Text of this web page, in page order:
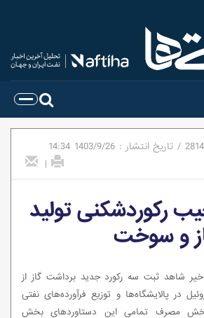
/ تاریخ انتشار : 1403/9/26
14:34
|
رکوردشکنی تولید
و سوخت
شاهد ثبت سه رکورد جدید برداشت گاز از
در پالایشگاه‌ها و توزیع فرآورده‌های نفتی
بخش مصرف تمامی این دستاوردهای بخش